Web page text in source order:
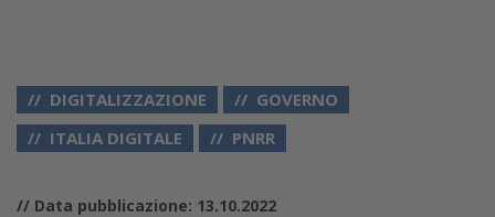
DIGITALIZZAZIONE
GOVERNO
ITALIA DIGITALE
PNRR
// Data pubblicazione: 13.10.2022